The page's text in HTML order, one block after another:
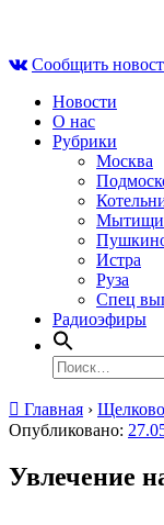
contentСообщить
Новости
О нас
Рубрики
Москва
Мытищи
Истра
Руза
Спец
Радиоэфиры
Найти:
Главная › Щелково
Опубликовано:
Увлечение